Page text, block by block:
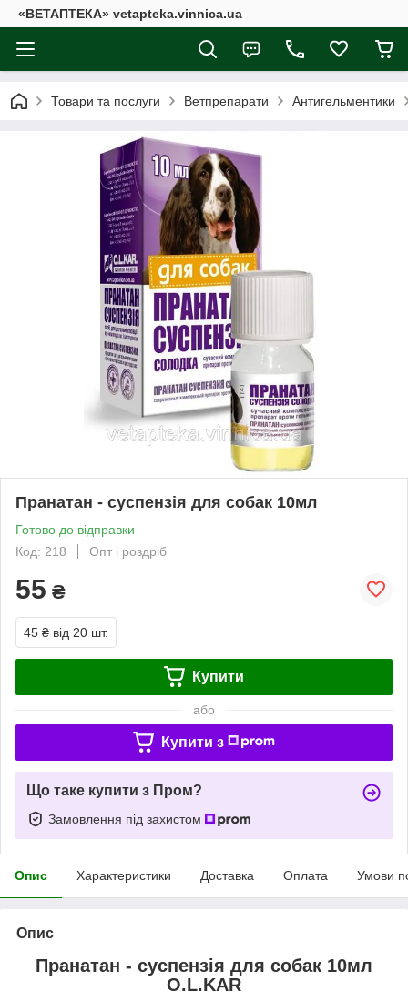
«ВЕТАПТЕКА» vetapteka.vinnica.ua
Товари та послуги Ветпрепарати Антигельментики
Пранатан - суспензія для собак 10мл
Готово до відправки
Код: 218
Опт і роздріб
55 ₴
45 ₴ від 20 шт.
Купити
або
Купити з
Що таке купити з Пром?
Замовлення під захистом
Опис Характеристики Доставка Оплата Умови
Опис
Пранатан - суспензія для собак 10мл
O.L.KAR